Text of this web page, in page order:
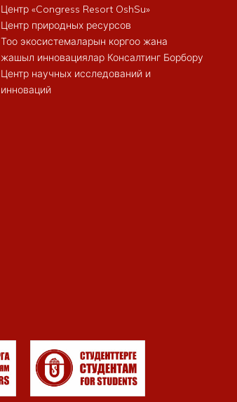
Центр «Congress Resort OshSu»
Центр природных ресурсов
Тоо экосистемаларын коргоо жана
жашыл инновациялар Консалтинг Борбору
Центр научных исследований и
инноваций